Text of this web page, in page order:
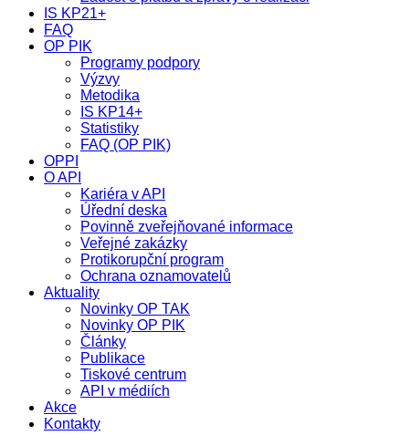
IS KP21+
FAQ
OP PIK
Programy podpory
Výzvy
Metodika
IS KP14+
Statistiky
FAQ (OP PIK)
OPPI
O API
Kariéra v API
Úřední deska
Povinně zveřejňované informace
Veřejné zakázky
Protikorupční program
Ochrana oznamovatelů
Aktuality
Novinky OP TAK
Novinky OP PIK
Články
Publikace
Tiskové centrum
API v médiích
Akce
Kontakty